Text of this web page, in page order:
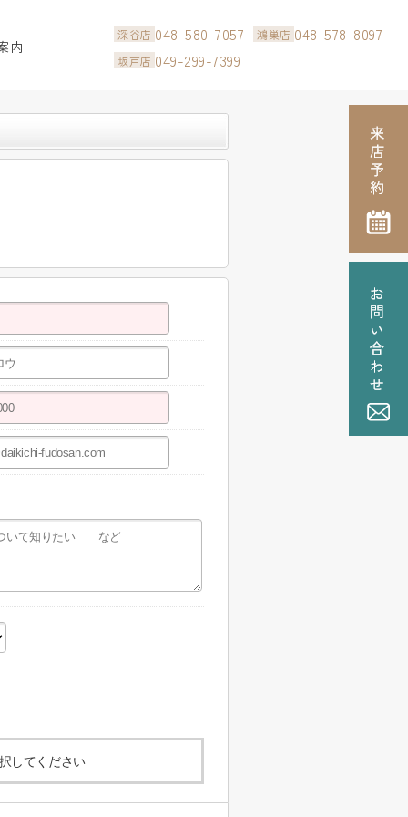
内
深谷店 048-580-7057 鴻巣店 048-578-8097
坂戸店 049-299-7399
してください